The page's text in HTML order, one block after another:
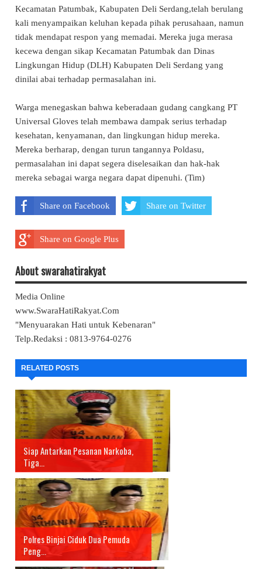
Kecamatan Patumbak, Kabupaten Deli Serdang,telah berulang
kali menyampaikan keluhan kepada pihak perusahaan, namun
tidak mendapat respon yang memadai. Mereka juga merasa
kecewa dengan sikap Kecamatan Patumbak dan Dinas
Lingkungan Hidup (DLH) Kabupaten Deli Serdang yang
dinilai abai terhadap permasalahan ini.
Warga menegaskan bahwa keberadaan gudang cangkang PT
Universal Gloves telah membawa dampak serius terhadap
kesehatan, kenyamanan, dan lingkungan hidup mereka.
Mereka berharap, dengan turun tangannya Poldasu,
permasalahan ini dapat segera diselesaikan dan hak-hak
mereka sebagai warga negara dapat dipenuhi. (Tim)
Share on Facebook Share on Twitter
Share on Google Plus
About swarahatirakyat
Media Online
www.SwaraHatiRakyat.Com
"Menyuarakan Hati untuk Kebenaran"
Telp.Redaksi : 0813-9764-0276
RELATED POSTS
Siap Antarkan Pesanan Narkoba,
Tiga...
Polres Binjai Ciduk Dua Pemuda
Peng...